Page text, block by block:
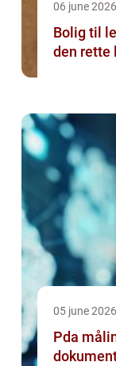
06 june 2026
Bolig til
den rette
05 june 2026
Pda